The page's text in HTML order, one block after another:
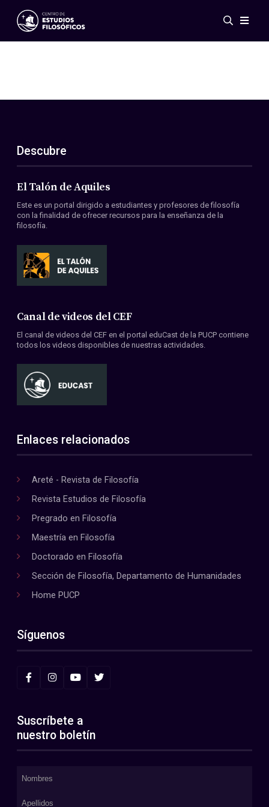
Eventos
ES
EN
Acerca de nosotros
Miembros
Convenios
Descubre
El Talón de Aquiles
Este es un portal dirigido a estudiantes y profesores de filosofía
con la finalidad de ofrecer recursos para la enseñanza de la
filosofía.
Canal de videos del CEF
El canal de videos del CEF en el portal eduCast de la PUCP contiene
todos los videos disponibles de nuestras actividades.
Enlaces relacionados
Areté - Revista de Filosofía
Revista Estudios de Filosofía
Pregrado en Filosofía
Maestría en Filosofía
Doctorado en Filosofía
Sección de Filosofía, Departamento de Humanidades
Home PUCP
Síguenos
Suscríbete a
nuestro boletín